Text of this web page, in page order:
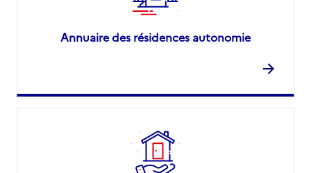
Annuaire des résidences autonomie